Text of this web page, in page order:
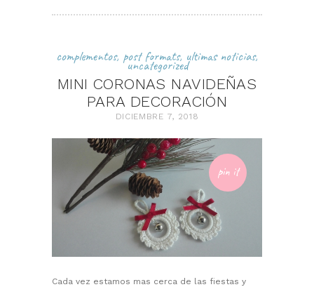
complementos, post formats, ultimas noticias,
uncategorized
MINI CORONAS NAVIDEÑAS
PARA DECORACIÓN
DICIEMBRE 7, 2018
pin it
Cada vez estamos mas cerca de las fiestas y